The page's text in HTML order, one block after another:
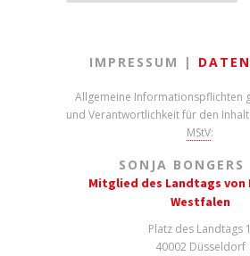
IMPRESSUM |
Allgemeine Informationspflichten
und Verantwortlichkeit für den
MStV:
SONJA BONGERS
Mitglied des Landtags von
Westfalen
Platz des Landtags 1
40002 Düsseldorf